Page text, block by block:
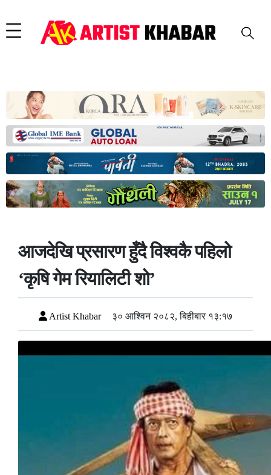
आजदेखि प्रसारण हुँदै विश्वकै पहिलो
‘कृषि गेम रियालिटी शो’
Artist Khabar ३० आश्विन २०८२, बिहीबार १३:१७